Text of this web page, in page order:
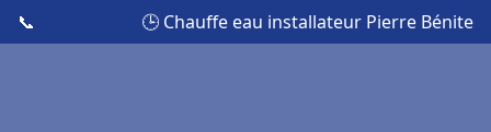
📞 🕒 Chauffe eau installateur Pierre Bénite